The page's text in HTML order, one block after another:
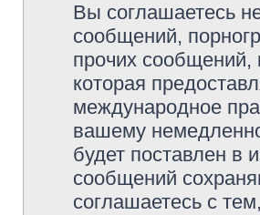
Вы соглашаетесь
сообщений,
прочих сообщений,
которая
международное
вашему
будет поставлен в
сообщений
соглашаетесь с